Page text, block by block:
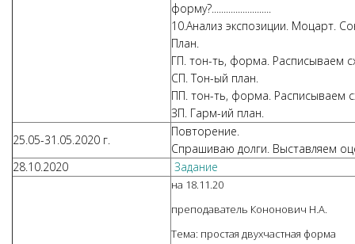
форму?.........................
10.Анализ экспозиции. Моцарт.
План.
ГП. тон-ть, форма. Расписываем
СП. Тон-ый план.
ПП. тон-ть, форма. Расписываем
ЗП. Гарм-ий план.
25.05-31.05.2020 г.
Повторение.
Спрашиваю долги. Выставляем
28.10.2020
Задание
на 18.11.20
преподаватель Кононович Н.А.
Тема: простая двухчастная форма